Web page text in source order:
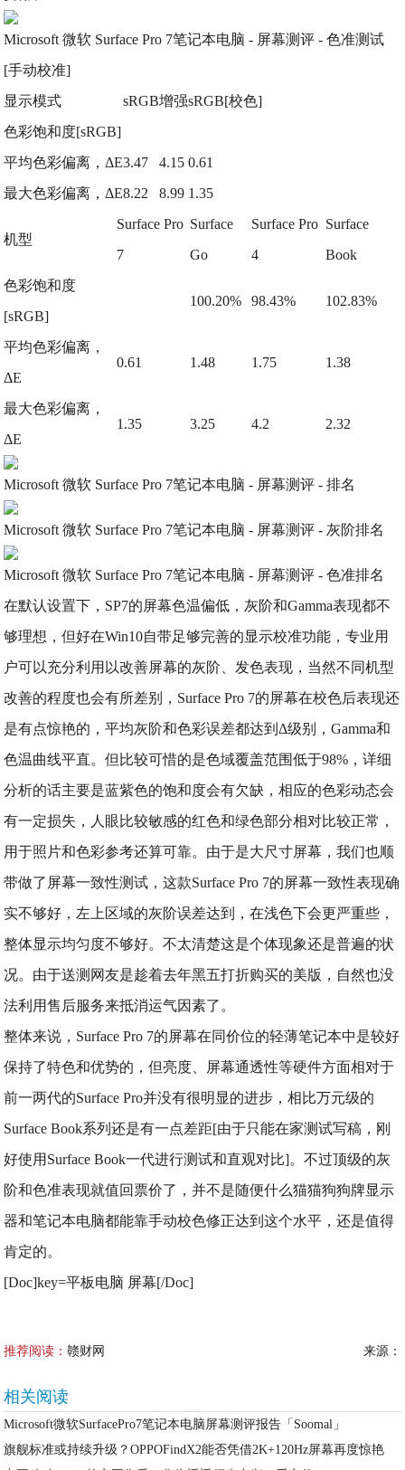
Microsoft 微软 Surface Pro 7笔记本电脑 - 屏幕测评 - 色准测试
[手动校准]
显示模式
sRGB增强sRGB[校色]
色彩饱和度[sRGB]
平均色彩偏离，ΔE3.47 4.15 0.61
最大色彩偏离，ΔE8.22 8.99 1.35
机型
Surface Pro
7
Surface
Go
Surface Pro
4
Surface
Book
色彩饱和度
[sRGB]
100.20% 98.43% 102.83%
平均色彩偏离，
ΔE
0.61 1.48 1.75 1.38
最大色彩偏离，
ΔE
1.35 3.25 4.2 2.32
Microsoft 微软 Surface Pro 7笔记本电脑 - 屏幕测评 - 排名
Microsoft 微软 Surface Pro 7笔记本电脑 - 屏幕测评 - 灰阶排名
Microsoft 微软 Surface Pro 7笔记本电脑 - 屏幕测评 - 色准排名
在默认设置下，SP7的屏幕色温偏低，灰阶和Gamma表现都不
够理想，但好在Win10自带足够完善的显示校准功能，专业用
户可以充分利用以改善屏幕的灰阶、发色表现，当然不同机型
改善的程度也会有所差别，Surface Pro 7的屏幕在校色后表现还
是有点惊艳的，平均灰阶和色彩误差都达到Δ级别，Gamma和
色温曲线平直。但比较可惜的是色域覆盖范围低于98%，详细
分析的话主要是蓝紫色的饱和度会有欠缺，相应的色彩动态会
有一定损失，人眼比较敏感的红色和绿色部分相对比较正常，
用于照片和色彩参考还算可靠。由于是大尺寸屏幕，我们也顺
带做了屏幕一致性测试，这款Surface Pro 7的屏幕一致性表现确
实不够好，左上区域的灰阶误差达到，在浅色下会更严重些，
整体显示均匀度不够好。不太清楚这是个体现象还是普遍的状
况。由于送测网友是趁着去年黑五打折购买的美版，自然也没
法利用售后服务来抵消运气因素了。
整体来说，Surface Pro 7的屏幕在同价位的轻薄笔记本中是较好
保持了特色和优势的，但亮度、屏幕通透性等硬件方面相对于
前一两代的Surface Pro并没有很明显的进步，相比万元级的
Surface Book系列还是有一点差距[由于只能在家测试写稿，刚
好使用Surface Book一代进行测试和直观对比]。不过顶级的灰
阶和色准表现就值回票价了，并不是随便什么猫猫狗狗牌显示
器和笔记本电脑都能靠手动校色修正达到这个水平，还是值得
肯定的。
[Doc]key=平板电脑 屏幕[/Doc]
推荐阅读：赣财网 来源：
相关阅读
Microsoft微软SurfacePro7笔记本电脑屏幕测评报告「Soomal」
旗舰标准或持续升级？OPPOFindX2能否凭借2K+120Hz屏幕再度惊艳